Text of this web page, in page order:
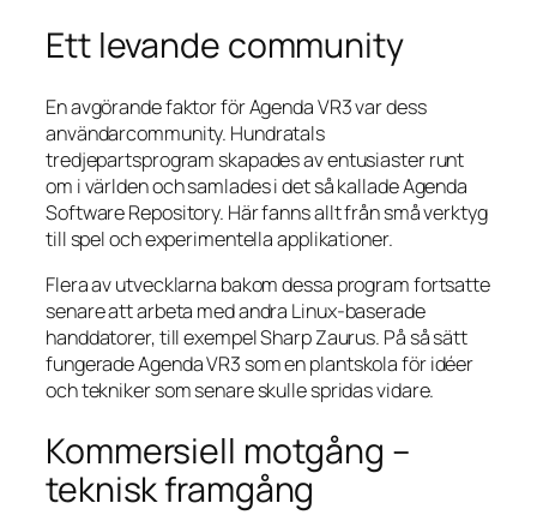
Ett levande community
En avgörande faktor för Agenda VR3 var dess
användarcommunity. Hundratals
tredjepartsprogram skapades av entusiaster runt
om i världen och samlades i det så kallade Agenda
Software Repository. Här fanns allt från små verktyg
till spel och experimentella applikationer.
Flera av utvecklarna bakom dessa program fortsatte
senare att arbeta med andra Linux‑baserade
handdatorer, till exempel Sharp Zaurus. På så sätt
fungerade Agenda VR3 som en plantskola för idéer
och tekniker som senare skulle spridas vidare.
Kommersiell motgång –
teknisk framgång